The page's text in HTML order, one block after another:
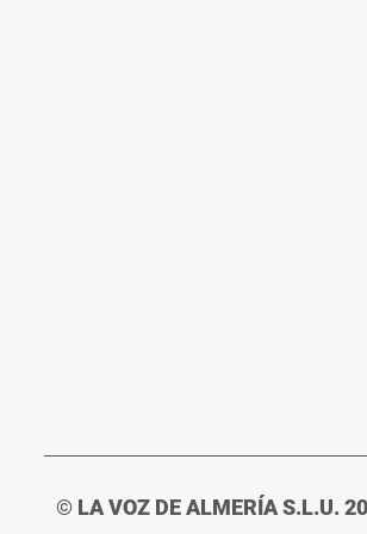
© LA VOZ DE ALMERÍA S.L.U.